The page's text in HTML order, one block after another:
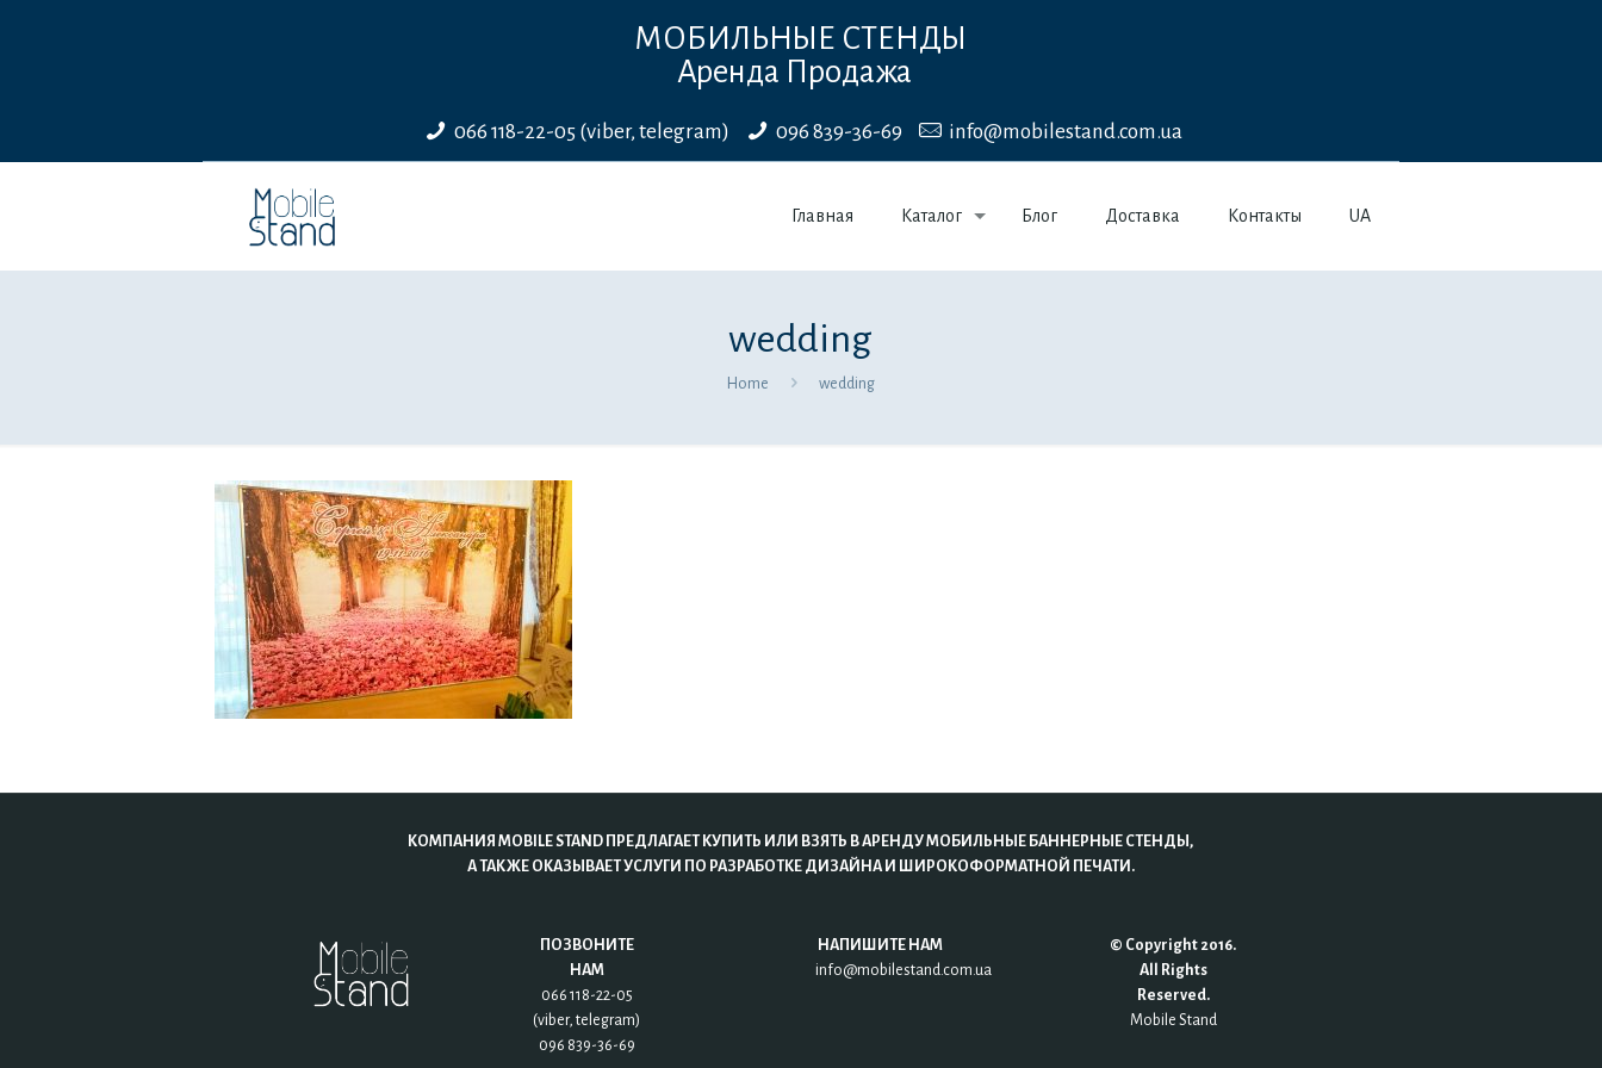
МОБИЛЬНЫЕ СТЕНДЫ
Аренда Продажа
066 118-22-05 (viber, telegram) 096 839-36-69 info@mobilestand.com.ua
Главная Каталог Блог Доставка Контакты UA
wedding
Home wedding
КОМПАНИЯ MOBILE STAND ПРЕДЛАГАЕТ КУПИТЬ ИЛИ ВЗЯТЬ В АРЕНДУ МОБИЛЬНЫЕ БАННЕРНЫЕ СТЕНДЫ,
А ТАКЖЕ ОКАЗЫВАЕТ УСЛУГИ ПО РАЗРАБОТКЕ ДИЗАЙНА И ШИРОКОФОРМАТНОЙ ПЕЧАТИ.
ПОЗВОНИТЕ
НАМ
066 118-22-05
(viber, telegram)
096 839-36-69
НАПИШИТЕ НАМ
info@mobilestand.com.ua
© Copyright 2016.
All Rights
Reserved.
Mobile Stand